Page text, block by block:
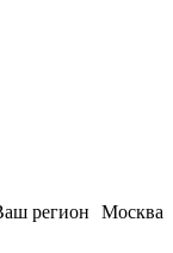
Москва
регион